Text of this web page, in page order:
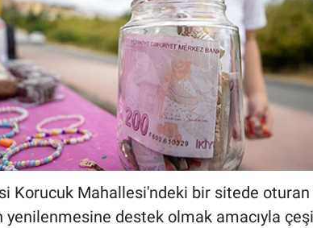
Korucuk Mahallesi'ndeki bir sitede
yenilenmesine destek olmak amacıyla